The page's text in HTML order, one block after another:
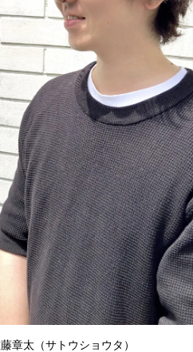
章太（サトウショウタ）